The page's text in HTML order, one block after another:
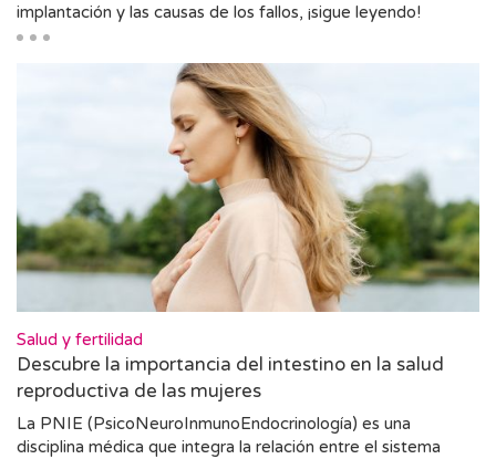
implantación y las causas de los fallos, ¡sigue leyendo!
Salud y fertilidad
Descubre la importancia del intestino en la salud
reproductiva de las mujeres
La PNIE (PsicoNeuroInmunoEndocrinología) es una
disciplina médica que integra la relación entre el sistema